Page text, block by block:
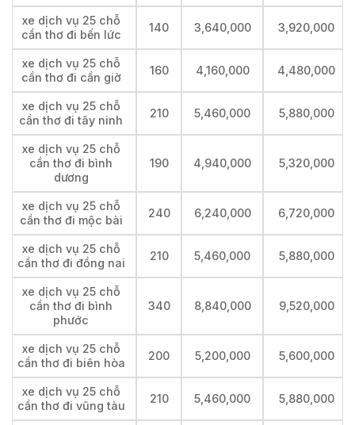
xe dịch vụ 25 chỗ
cần thơ đi bến lức
140 3,640,000 3,920,000
xe dịch vụ 25 chỗ
cần thơ đi cần giờ
160 4,160,000 4,480,000
xe dịch vụ 25 chỗ
cần thơ đi tây ninh
210 5,460,000 5,880,000
xe dịch vụ 25 chỗ
cần thơ đi bình
dương
190 4,940,000 5,320,000
xe dịch vụ 25 chỗ
cần thơ đi mộc bài
240 6,240,000 6,720,000
xe dịch vụ 25 chỗ
cần thơ đi đồng nai
210 5,460,000 5,880,000
xe dịch vụ 25 chỗ
cần thơ đi bình
phước
340 8,840,000 9,520,000
xe dịch vụ 25 chỗ
cần thơ đi biên hòa
200 5,200,000 5,600,000
xe dịch vụ 25 chỗ
cần thơ đi vũng tàu
210 5,460,000 5,880,000